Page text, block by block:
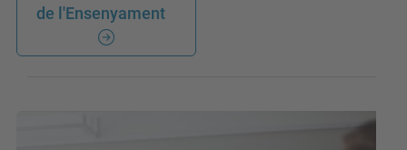
de l'Ensenyament